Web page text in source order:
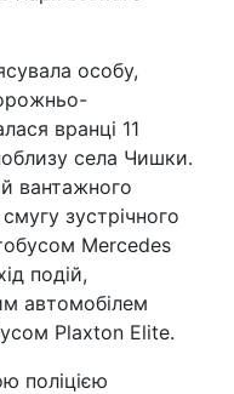
особу,
вранці 11
села Чишки.
вантажного
зустрічного
Mercedes
подій,
автомобілем
Plaxton Elite.
поліцією